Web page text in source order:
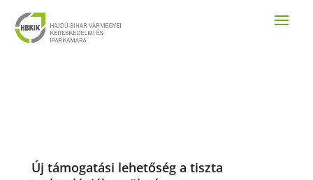
Új támogatási lehetőség a tiszta